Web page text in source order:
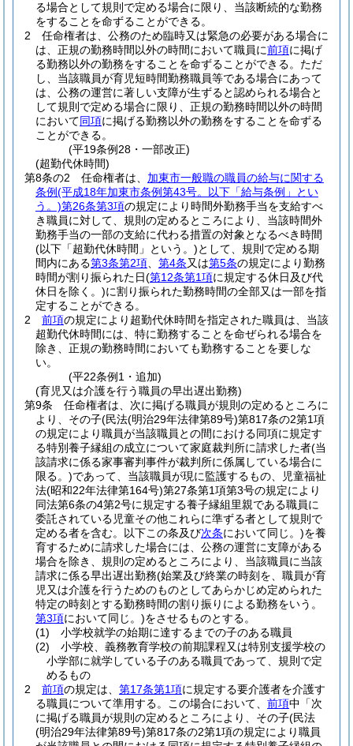
る場合として規則で定める場合に限り、当該断続的な勤務
をすることを命ずることができる。
2
任命権者は、公務のため臨時又は緊急の必要がある場合に
は、正規の勤務時間以外の時間において職員に前項に掲げ
る勤務以外の勤務をすることを命ずることができる。 ただ
し、当該職員が育児短時間勤務職員等である場合にあって
は、公務の運営に著しい支障が生ずると認められる場合と
して規則で定める場合に限り、正規の勤務時間以外の時間
において同項に掲げる勤務以外の勤務をすることを命ずる
ことができる。
(平19条例28・一部改正)
(超勤代休時間)
第8条の2
任命権者は、 加東市一般職の職員の給与に関する
条例(平成18年加東市条例第43号。以下「給与条例」とい
う。)第26条第3項の規定により時間外勤務手当を支給すべ
き職員に対して、規則の定めるところにより、当該時間外
勤務手当の一部の支給に代わる措置の対象となるべき時間
(以下「超勤代休時間」という。)として、規則で定める期
間内にある第3条第2項 第4条又は第5条の規定により勤務
時間が割り振られた日(第12条第1項に規定する休日及び代
休日を除く。)に割り振られた勤務時間の全部又は一部を指
定することができる。
2
前項の規定により超勤代休時間を指定された職員は、当該
超勤代休時間には、特に勤務することを命ぜられる場合を
除き、正規の勤務時間においても勤務することを要しな
い。
(平22条例1・追加)
(育児又は介護を行う職員の早出遅出勤務)
第9条
任命権者は、次に掲げる職員が規則の定めるところに
より、その子(民法(明治29年法律第89号)第817条の2第1項
の規定により職員が当該職員との間における同項に規定す
る特別養子縁組の成立について家庭裁判所に請求した者(当
該請求に係る家事審判事件が裁判所に係属している場合に
限る。)であって、当該職員が現に監護するもの、児童福祉
法(昭和22年法律第164号)第27条第1項第3号の規定により
同法第6条の4第2号に規定する養子縁組里親である職員に
委託されている児童その他これらに準ずる者として規則で
定める者を含む。以下この条及び次条において同じ。)を養
育するために請求した場合には、公務の運営に支障がある
場合を除き、規則の定めるところにより、当該職員に当該
請求に係る早出遅出勤務(始業及び終業の時刻を、職員が育
児又は介護を行うためのものとしてあらかじめ定められた
特定の時刻とする勤務時間の割り振りによる勤務をいう。
第3項において同じ。)をさせるものとする。
(1)
小学校就学の始期に達するまでの子のある職員
(2)
小学校、義務教育学校の前期課程又は特別支援学校の
小学部に就学している子のある職員であって、規則で定
めるもの
2
前項の規定は、 第17条第1項に規定する要介護者を介護す
る職員について準用する。
この場合において、 前項中「次
に掲げる職員が規則の定めるところにより、その子(民法
(明治29年法律第89号)第817条の2第1項の規定により職員